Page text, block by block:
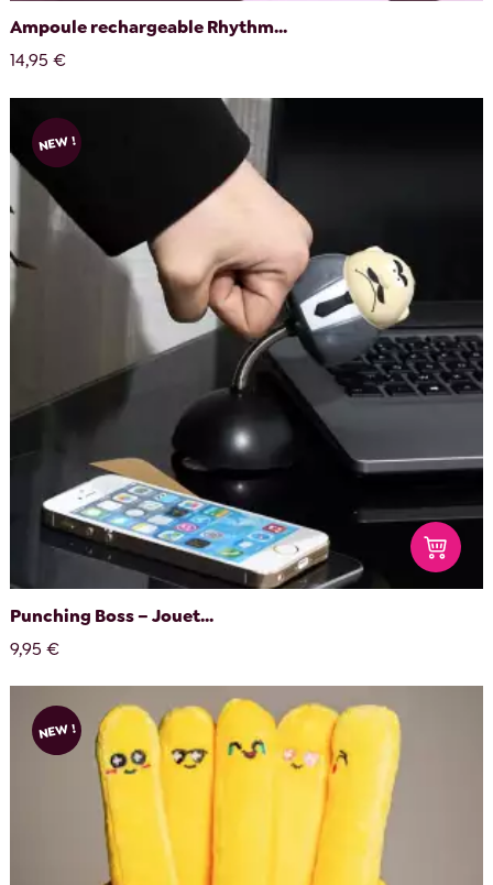
Ampoule rechargeable Rhythm...
14,95 €
NEW !
Punching Boss – Jouet...
9,95 €
NEW !